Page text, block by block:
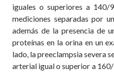
iguales o superiores a 140/
mediciones separadas por
además de la presencia de
proteínas en la orina en un
lado, lapreeclampsiasevera
arterial igual o superior a